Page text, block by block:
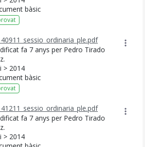
DE MALLORCA
SEU ELECTRÒNICA
MALLORCA.ES
TRANSPARÈNCIA
bàsic
fa 7 anys per Pedro Tirado
> 2014
bàsic
fa 7 anys per Pedro Tirado
> 2014